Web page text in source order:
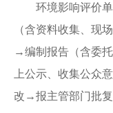
环境影响评价
（含资料收集、现
→编制报告（含委
上公示、收集公
改→报主管部门批复